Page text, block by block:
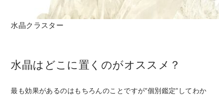
水晶クラスター
水晶はどこに置くのがオススメ？
最も効果があるのはもちろんのことですが“個別鑑定”してわか